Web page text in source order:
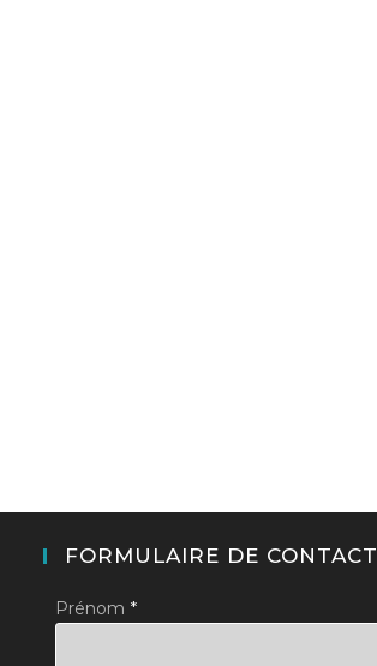
FORMULAIRE DE CONTACT
Prénom *